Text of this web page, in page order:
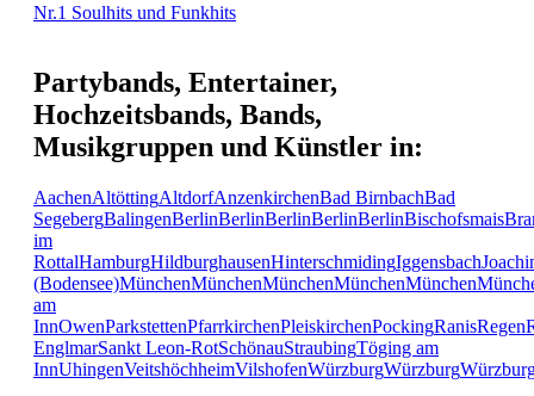
Nr.1 Soulhits und Funkhits
Partybands, Entertainer,
Hochzeitsbands, Bands,
Musikgruppen und Künstler in:
AachenAltöttingAltdorfAnzenkirchenBad BirnbachBad
SegebergBalingenBerlinBerlinBerlinBerlinBerlinBischofsmais
im
RottalHamburgHildburghausenHinterschmidingIggensbach
(Bodensee)MünchenMünchenMünchenMünchenMünchen
am
InnOwenParkstettenPfarrkirchenPleiskirchenPockingRanisRegen
EnglmarSankt Leon-RotSchönauStraubingTöging am
InnUhingenVeitshöchheimVilshofenWürzburgWürzburg